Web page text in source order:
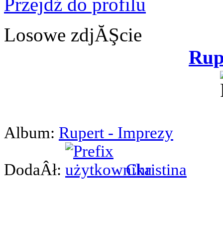
Przejdź do profilu
Losowe zdjĂŞcie
Album: Rupert - Imprezy
DodaÂł: Christina